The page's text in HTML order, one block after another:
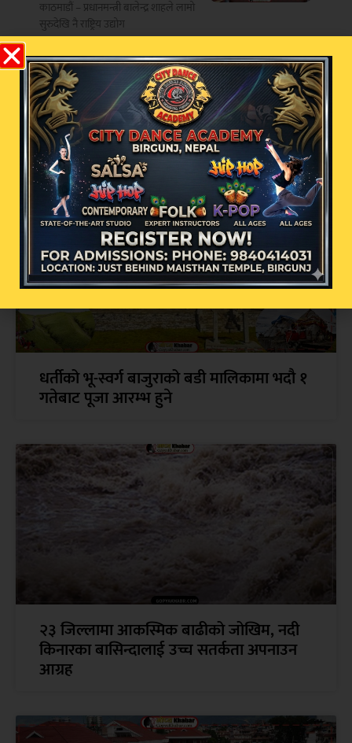
काठमाडौं – प्रधानमन्त्री बालेन्द्र शाहले लामो
सुरुदेखि नै राष्ट्रिय उद्योग
सम्बन्धित खबर
धर्तीको भू-स्वर्ग बाजुराको बडी मालिकामा भदौ १
गतेबाट पूजा आरम्भ हुने
२३ जिल्लामा आकस्मिक बाढीको जोखिम, नदी
किनारका बासिन्दालाई उच्च सतर्कता अपनाउन
आग्रह